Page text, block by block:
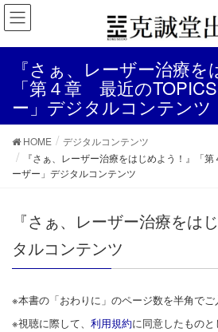
『さぁ、レーザー治療を
「第４章 最近の
ー」デジタルコンテンツ
HOME
デジタルコンテンツ
『さぁ、レーザー治療をはじめよう！』「
ーザー」デジタルコンテンツ
『さぁ、レーザー治療をは
タルコンテンツ
※本書の「おわりに」のページ数を半角でご
※視聴に際して、 利用規約に同意したものと